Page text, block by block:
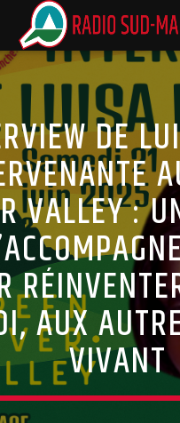
DE
VALLEY :
AUX
VIVANT